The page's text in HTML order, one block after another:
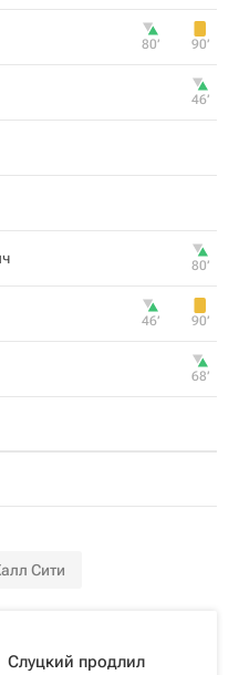
80‎’‎ 90‎’‎
46‎’‎
80‎’‎
46‎’‎ 90‎’‎
68‎’‎
Сити
Слуцкий продлил